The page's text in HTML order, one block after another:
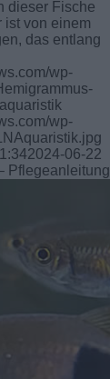
dieser Fische
ist von einem
das entlang
wp-
aquaristik
wp-
2024-06-22
Pflegeanleitung